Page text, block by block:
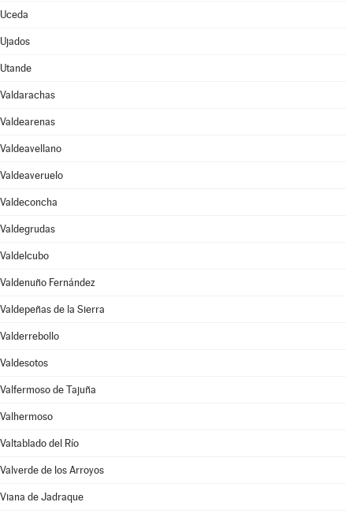
Uceda
Ujados
Utande
Valdarachas
Valdearenas
Valdeavellano
Valdeaveruelo
Valdeconcha
Valdegrudas
Valdelcubo
Valdenuño Fernández
Valdepeñas de la Sierra
Valderrebollo
Valdesotos
Valfermoso de Tajuña
Valhermoso
Valtablado del Río
Valverde de los Arroyos
Viana de Jadraque